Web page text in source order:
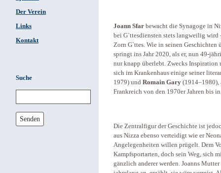
Der Verein
Links
Kontakt
Suche
Senden
Joann Sfar bewacht die Synagoge in
bei G`ttesdiensten stets langweilig wird
Zorn G`ttes. Wie in seinen
springt ins Jahr 2020, als er, nun 49-
nur knapp überlebt. Zwecks Inspiration
sich im Krankenhaus einige seiner
1979) und Romain Gary (1914–1980),
Frankreich von den 1970er Jahren bis
Die Zentralfigur der Geschichte ist
aus Nizza ebenso verteidigt wie er
Angelegenheiten willen prügelt. Dem
Kampfsportarten, doch sein Weg, sich
gänzlich anderer werden. Joanns